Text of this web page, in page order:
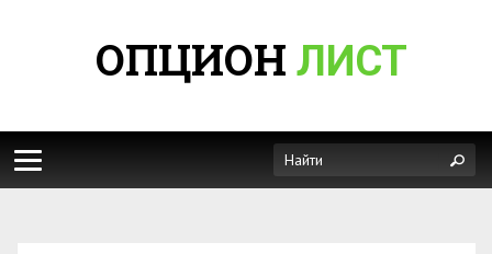
ОПЦИОН ЛИСТ